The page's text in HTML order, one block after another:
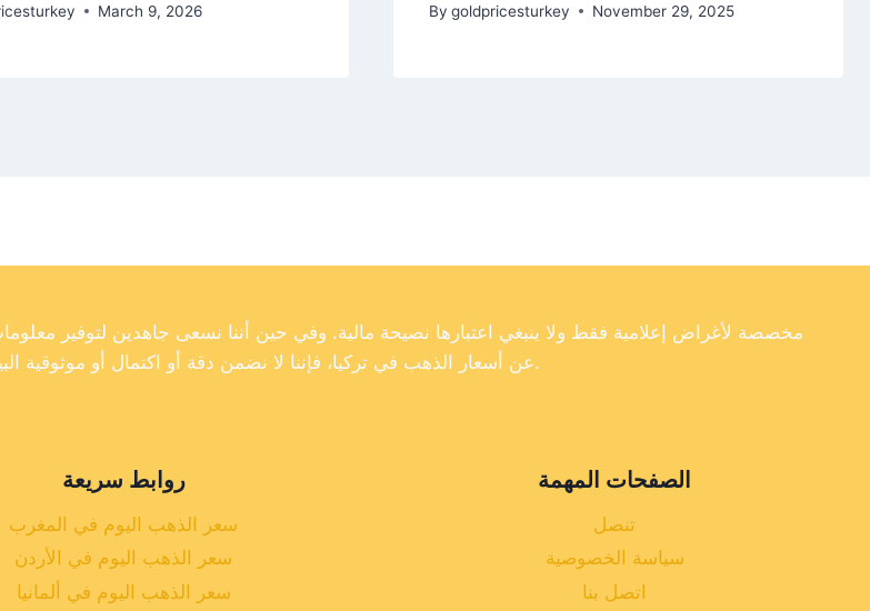
March 9, 2026 By goldpricesturkey November 29, 2025
عن أسعار الذهب في تركيا، فإننا لا نضمن دقة أو اكتمال أو موثوقية البيانات الموجودة على موقعنا الإلكتروني.
روابط سريعة
سعر الذهب اليوم في المغرب
سعر الذهب اليوم في الأردن
سعر الذهب اليوم في ألمانيا
الصفحات المهمة
تنصل
سياسة الخصوصية
اتصل بنا